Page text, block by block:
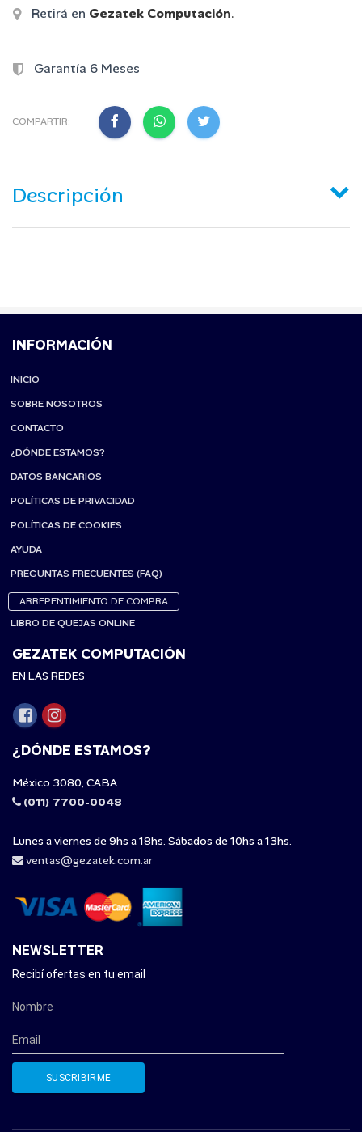
Retirá en Gezatek Computación.
Garantía 6 Meses
COMPARTIR:
Descripción
INFORMACIÓN
INICIO
SOBRE NOSOTROS
CONTACTO
¿DÓNDE ESTAMOS?
DATOS BANCARIOS
POLÍTICAS DE PRIVACIDAD
POLÍTICAS DE COOKIES
AYUDA
PREGUNTAS FRECUENTES (FAQ)
ARREPENTIMIENTO DE COMPRA
LIBRO DE QUEJAS ONLINE
GEZATEK COMPUTACIÓN
EN LAS REDES
¿DÓNDE ESTAMOS?
México 3080, CABA
(011) 7700-0048
Lunes a viernes de 9hs a 18hs. Sábados de 10hs a 13hs.
ventas@gezatek.com.ar
NEWSLETTER
Recibí ofertas en tu email